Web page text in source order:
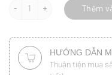
Quần suông can gấu đỉa
Thêm
HƯỚNG DẪN
Thuận tiện mua